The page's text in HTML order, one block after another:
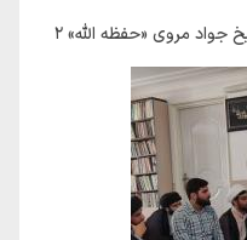
جواد مروی «حفظه الله» 2